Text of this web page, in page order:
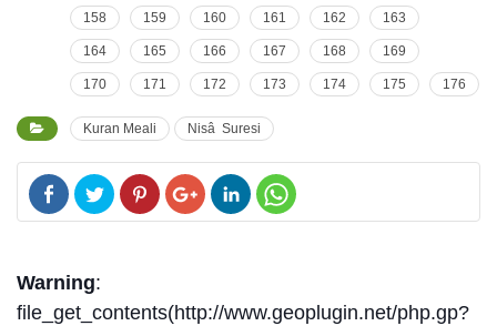
158 159 160 161 162 163
164 165 166 167 168 169
170 171 172 173 174 175 176
Kuran Meali Nisâ Suresi
Warning:
file_get_contents(http://www.geoplugin.net/php.gp?